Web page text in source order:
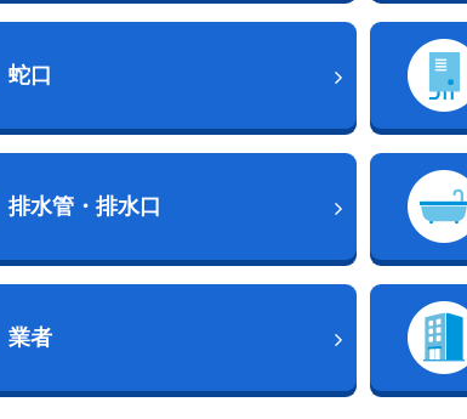
蛇口
排水管・排水口
業者